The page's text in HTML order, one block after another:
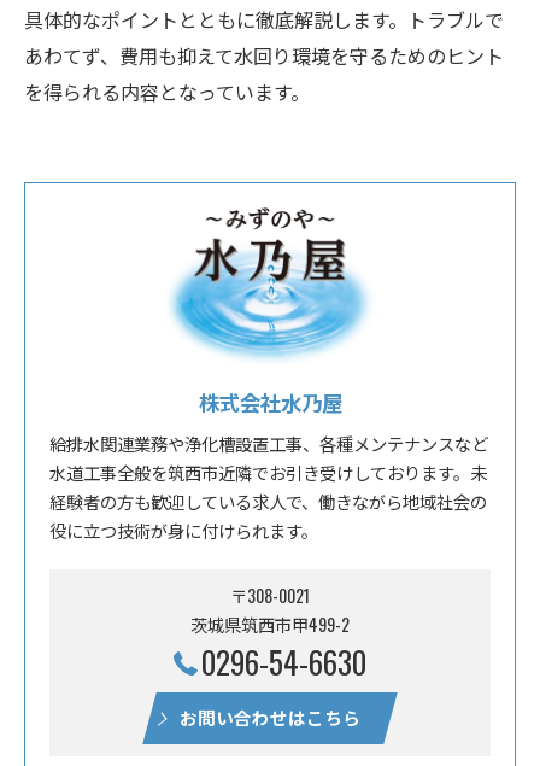
具体的なポイントとともに徹底解説します。トラブルで
あわてず、費用も抑えて水回り環境を守るためのヒント
を得られる内容となっています。
株式会社水乃屋
給排水関連業務や浄化槽設置工事、各種メンテナンスなど
水道工事全般を筑西市近隣でお引き受けしております。未
経験者の方も歓迎している求人で、働きながら地域社会の
役に立つ技術が身に付けられます。
〒308-0021
茨城県筑西市甲499-2
0296-54-6630
お問い合わせはこちら